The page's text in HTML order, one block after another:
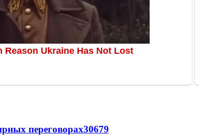
переговорах30679